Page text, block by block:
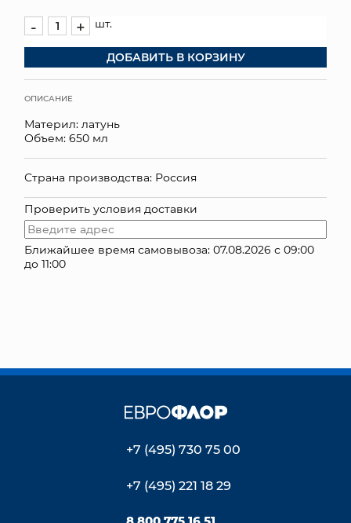
ПОДАРОЧНЫЕ КАРТЫ
ДОСТАВКА И ОПЛАТА
- + шт.
ДОБАВИТЬ В КОРЗИНУ
ОПИСАНИЕ
Материл: латунь
Объем: 650 мл
Страна производства: Россия
Проверить условия доставки
Ближайшее время самовывоза: 07.08.2026 с 09:00
до 11:00
+7 (495) 730 75 00
+7 (495) 221 18 29